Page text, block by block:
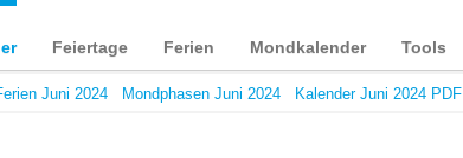
Feiertage Ferien Mondkalender Tools
Juni 2024 Mondphasen Juni 2024 Kalender Juni 2024 PDF